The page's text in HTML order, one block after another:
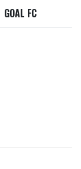
GOAL FC